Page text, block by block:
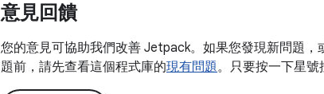
意見回饋
您的意見可協助我們改善 Jetpack。如果您發現新問題
題前，請先查看這個程式庫的現有問題。只要按一下星號